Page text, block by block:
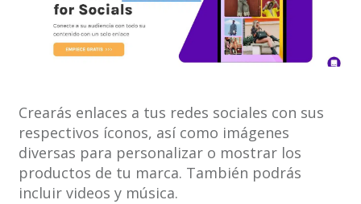
Crearás enlaces a tus redes sociales con sus
respectivos íconos, así como imágenes
diversas para personalizar o mostrar los
productos de tu marca. También podrás
incluir videos y música.